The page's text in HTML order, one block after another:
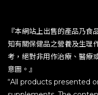
『本網站上出售的產品乃
知有關保健品之營養及生理
考，絕對非用作治療、醫療
意圖。』
“All products presented